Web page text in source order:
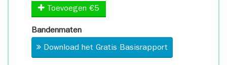
Toevoegen €5
Bandenmaten
Download het Gratis Basisrapport